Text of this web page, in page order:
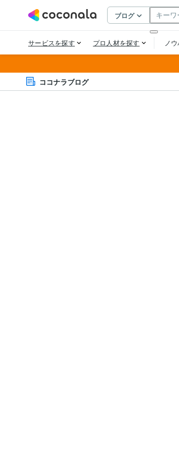
ココナラブログ